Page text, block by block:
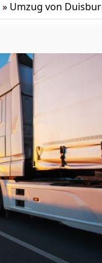
» Umzug von